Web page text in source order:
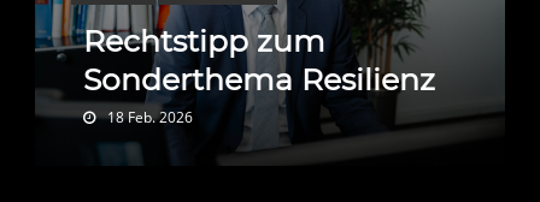
Rechtstipp zum
Sonderthema Resilienz
18 Feb. 2026